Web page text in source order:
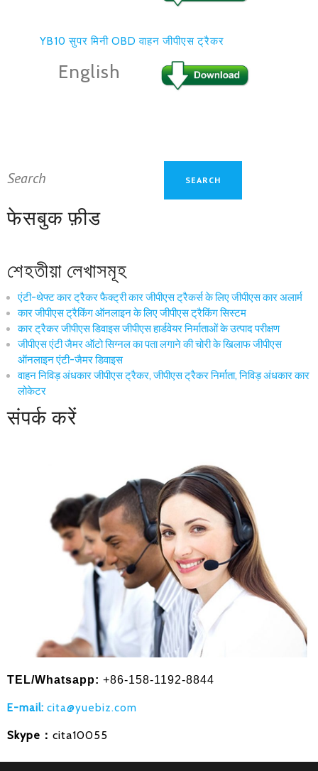
YB10 सुपर मिनी OBD वाहन जीपीएस ट्रैकर
English
फेसबुक फ़ीड
শেহতীয়া লেখাসমূহ
एंटी-थेफ्ट कार ट्रैकर फैक्ट्री कार जीपीएस ट्रैकर्स के लिए जीपीएस कार अलार्म
कार जीपीएस ट्रैकिंग ऑनलाइन के लिए जीपीएस ट्रैकिंग सिस्टम
कार ट्रैकर जीपीएस डिवाइस जीपीएस हार्डवेयर निर्माताओं के उत्पाद परीक्षण
जीपीएस एंटी जैमर ऑटो सिग्नल का पता लगाने की चोरी के खिलाफ जीपीएस
ऑनलाइन एंटी-जैमर डिवाइस
वाहन निविड़ अंधकार जीपीएस ट्रैकर, जीपीएस ट्रैकर निर्माता, निविड़ अंधकार कार
लोकेटर
संपर्क करें
TEL/Whatsapp: +86-158-1192-8844
E-mail: cita@yuebiz.com
Skype： cita10055